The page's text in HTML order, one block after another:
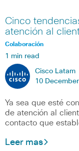
Cinco
atención al
Colaboración
1 min read
Cisco Latam
10
Ya sea que esté
de atención al
contacto que
Leer mas